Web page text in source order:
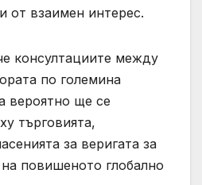
от взаимен интерес.
консултациите между
по големина
вероятно ще се
търговията,
за веригата за
повишеното глобално